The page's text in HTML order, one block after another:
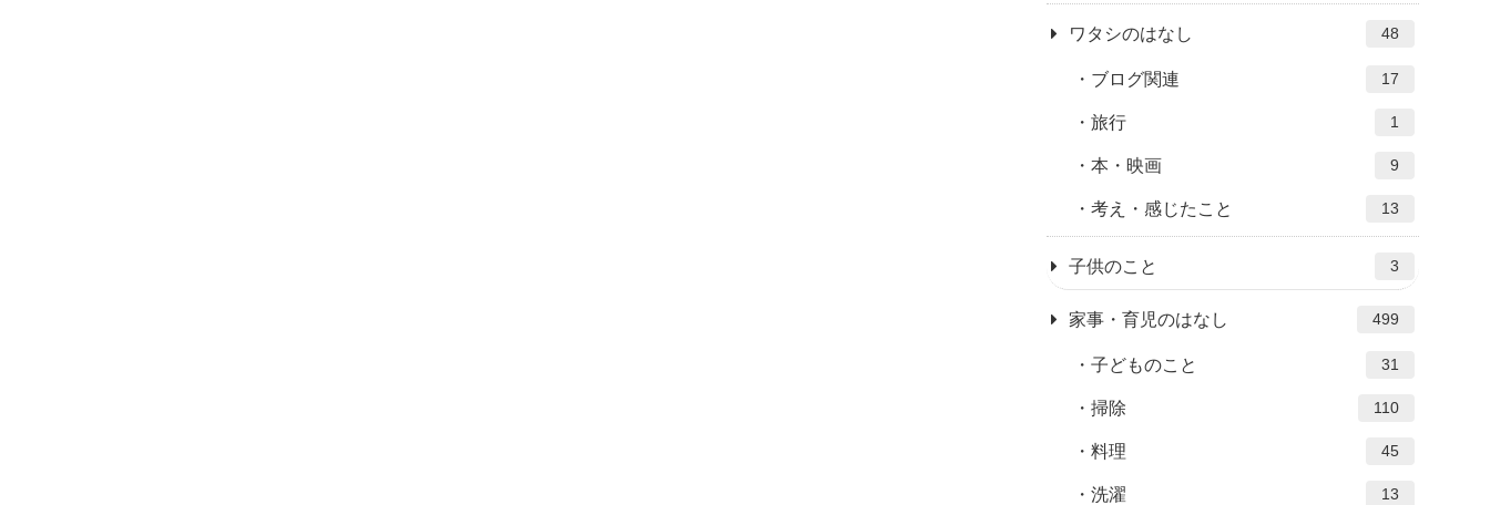
ワタシのはなし 48
ブログ関連 17
旅行 1
本・映画 9
考え・感じたこと 13
子供のこと 3
家事・育児のはなし 499
子どものこと 31
掃除 110
料理 45
洗濯 13